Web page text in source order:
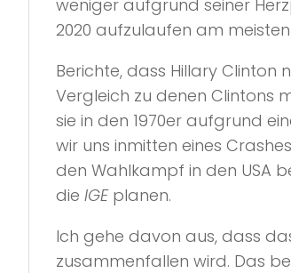
weniger aufgrund seiner
2020 aufzulaufen am meisten
Berichte, dass Hillary Clinton
Vergleich zu denen Clintons
sie in den 1970er aufgrund
wir uns inmitten eines
den Wahlkampf in den USA
die IGEplanen.
Ich gehe davon aus, dass
zusammenfallen wird. Das